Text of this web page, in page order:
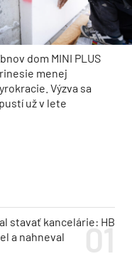
dom MINI PLUS
menej
Výzva sa
už v lete
stavať kancelárie: HB
a nahneval